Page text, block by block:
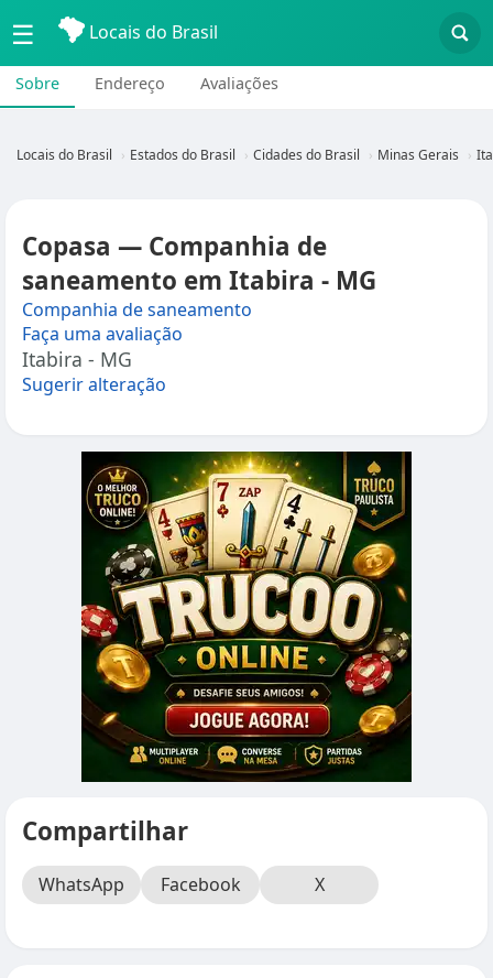
☰ Locais do Brasil
Sobre Endereço Avaliações
Locais do Brasil Estados do Brasil Cidades do Brasil Minas Gerais
Copasa — Companhia de
saneamento em Itabira - MG
Companhia de saneamento
Faça uma avaliação
Itabira - MG
Sugerir alteração
Compartilhar
WhatsApp Facebook X